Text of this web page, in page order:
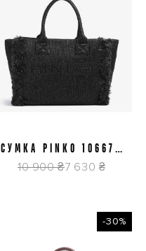
СУМКА PINKO 106673
A39Y Z99Q
10 900 ₴7 630 ₴
-30%